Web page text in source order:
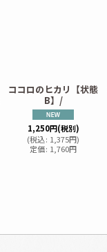
ココロのヒカリ【状態
B】/
1,250円(税別)
(税込: 1,375円)
定価: 1,760円